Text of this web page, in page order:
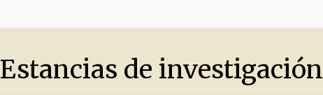
Estancias de investigación